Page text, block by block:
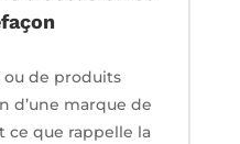
ou de produits
d’une marque de
ce que rappelle la